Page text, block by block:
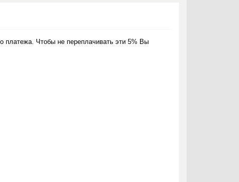
платежа. Чтобы не переплачивать эти 5% Вы